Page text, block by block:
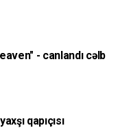
- canlandı cəlb
qapıçısı